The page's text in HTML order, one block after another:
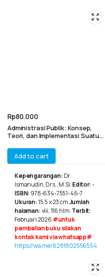
Rp80.000
Administrasi Publik: Konsep,
Teori, dan Implementasi Suatu
Add to cart
Kepengarangan: Dr.
Ismanudin, Drs., M.Si.Editor:-
ISBN: 978-634-7551-46-7
Ukuran:15,5 x 23 cmJumlah
halaman:viii, 116 hlm. Terbit:
Februari 2026 #untuk
pembelian buku silakan
kontak kami via whatsapp#
https://wa.me/6281802556554